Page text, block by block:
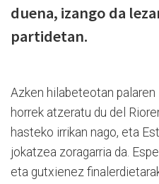
duena, izango da
partidetan.
Azken hilabeteotan
horrek atzeratu du del
hasteko irrikan nago, eta
jokatzea zoragarria da.
eta gutxienez